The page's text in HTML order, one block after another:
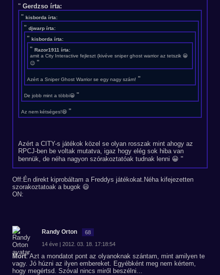
Gerdzso írta:
kisborda írta:
djwarp írta:
kisborda írta:
Razor1911 írta:
amit a City Interactive fejleszt (kivéve sniper ghost warrior az tetszik 😀
😉
Azért a Sniper Ghost Warrior se egy nagy szám!
De jobb mint a többi😀
Az nem kétséges!😆
Azért a CITY-s játékok közel se olyan rosszak mint ahogy az
RPCJ-ben be voltak mutatva, igaz hogy elég sok hiba van
bennük, de néha nagyon szórakoztatóak tudnak lenni 😀
Off:Én direkt kiprobáltam a Freddys játékokat.Néha kifejezetten
szorakoztatoak a bugok 😃
ON:
Randy Orton 68
14 éve | 2012. 03. 18. 17:18:54
Mort: Azt a mondatot pont az olyanoknak szántam, mint amilyen te
vagy. Jó húzni az ilyen embereket. Egyébként meg nem kértem,
hogy megértsd. Szóval nincs miről beszélni...